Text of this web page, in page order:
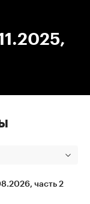
часть 2